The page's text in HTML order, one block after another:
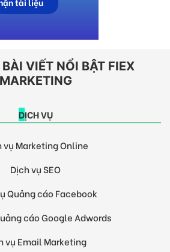
VIẾT NỔI BẬT FIEX
MARKETING
DỊCH VỤ
vụ Marketing Online
Dịch vụ SEO
Quảng cáo Facebook
cáo Google Adwords
vụ Email Marketing